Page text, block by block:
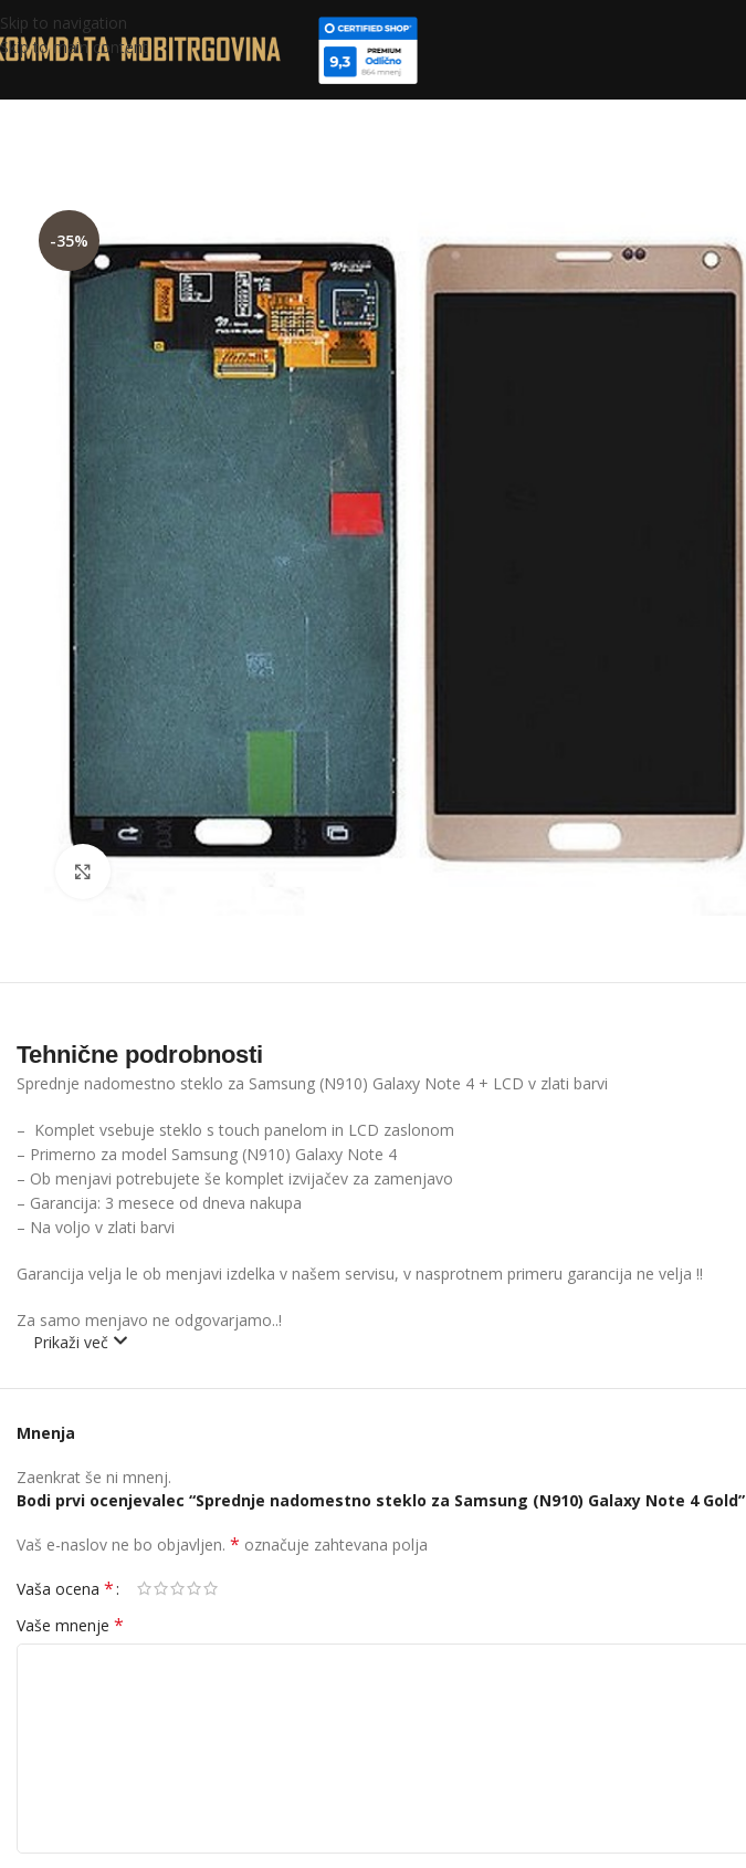
Skip to navigation
Skip to main content
-35%
Tehnične podrobnosti
Sprednje nadomestno steklo za Samsung (N910) Galaxy Note 4 + LCD v zlati barvi
– Komplet vsebuje steklo s touch panelom in LCD zaslonom
– Primerno za model Samsung (N910) Galaxy Note 4
– Ob menjavi potrebujete še komplet izvijačev za zamenjavo
– Garancija: 3 mesece od dneva nakupa
– Na voljo v zlati barvi
Garancija velja le ob menjavi izdelka v našem servisu, v nasprotnem primeru garancija ne velja !!
Za samo menjavo ne odgovarjamo..!
Prikaži več
Mnenja
Zaenkrat še ni mnenj.
Bodi prvi ocenjevalec “Sprednje nadomestno steklo za Samsung (N910) Galaxy Note 4 Gold”
Vaš e-naslov ne bo objavljen. * označuje zahtevana polja
Vaša ocena *
Vaše mnenje *